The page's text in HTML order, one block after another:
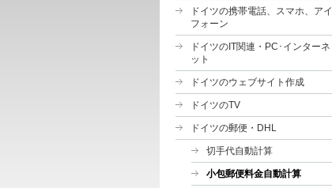
ドイツの携帯電話、スマホ、アイ
フォーン
ドイツのIT関連・PC･インターネ
ット
ドイツのウェブサイト作成
ドイツのTV
ドイツの郵便・DHL
切手代自動計算
小包郵便料金自動計算